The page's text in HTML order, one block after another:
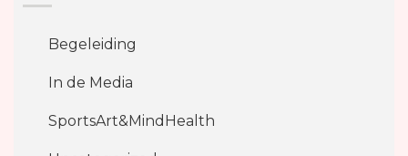
Begeleiding
In de Media
SportsArt&MindHealth